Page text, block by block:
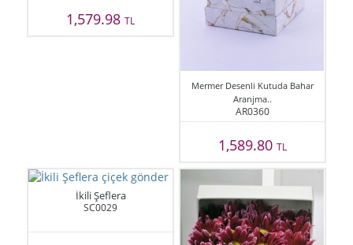
1,579.98TL
Mermer Desenli Kutuda Bahar
Aranjma..
AR0360
1,589.80 TL
İkili Şeflera
SC0029